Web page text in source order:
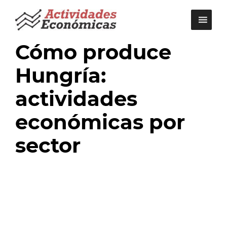
Saltar
Cómo produce
Hungría:
actividades
económicas por
sector